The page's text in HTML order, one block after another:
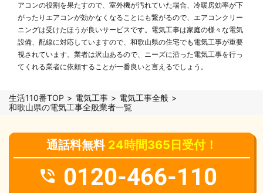
アコンの役割を果たすので、室外機が汚れていた場合、冷暖房効率が下
がったりエアコンが効かなくなることにも繋がるので、エアコンクリー
ニングは受けたほうが良いサービスです。電気工事は家庭の様々な電気
設備、配線に対応していますので、和歌山県の住宅でも電気工事が重要
視されています。業者は沢山あるので、ニーズに沿った電気工事を行っ
てくれる業者に依頼することが一番良いと言えるでしょう。
生活110番TOP 電気工事
電気工事全般
和歌山県の電気工事全般業者一覧
通話料無料 24時間365日受付！
0120-466-110